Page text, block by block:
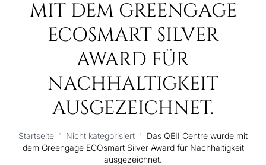
MIT DEM GREENGAGE
ECOSMART SILVER
AWARD FÜR
NACHHALTIGKEIT
AUSGEZEICHNET.
Startseite ' Nicht kategorisiert ' Das QEII Centre wurde mit
dem Greengage ECOsmart Silver Award für Nachhaltigkeit
ausgezeichnet.